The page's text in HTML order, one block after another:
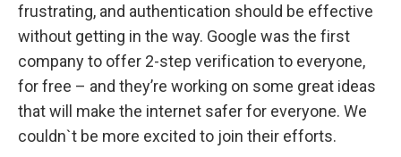
frustrating, and authentication should be effective
without getting in the way. Google was the first
company to offer 2-step verification to everyone,
for free – and they’re working on some great ideas
that will make the internet safer for everyone. We
couldn`t be more excited to join their efforts.